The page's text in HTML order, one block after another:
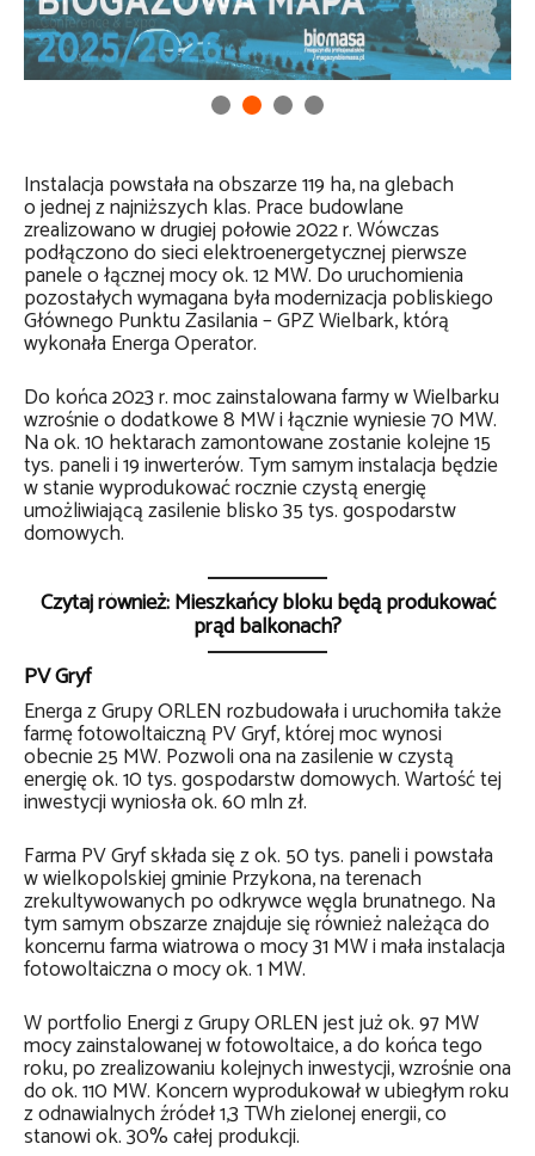
Instalacja powstała na obszarze 119 ha, na glebach
o jednej z najniższych klas. Prace budowlane
zrealizowano w drugiej połowie 2022 r. Wówczas
podłączono do sieci elektroenergetycznej pierwsze
panele o łącznej mocy ok. 12 MW. Do uruchomienia
pozostałych wymagana była modernizacja pobliskiego
Głównego Punktu Zasilania – GPZ Wielbark, którą
wykonała Energa Operator.
Do końca 2023 r. moc zainstalowana farmy w Wielbarku
wzrośnie o dodatkowe 8 MW i łącznie wyniesie 70 MW.
Na ok. 10 hektarach zamontowane zostanie kolejne 15
tys. paneli i 19 inwerterów. Tym samym instalacja będzie
w stanie wyprodukować rocznie czystą energię
umożliwiającą zasilenie blisko 35 tys. gospodarstw
domowych.
Czytaj również: Mieszkańcy bloku będą produkować
prąd balkonach?
PV Gryf
Energa z Grupy ORLEN rozbudowała i uruchomiła także
farmę fotowoltaiczną PV Gryf, której moc wynosi
obecnie 25 MW. Pozwoli ona na zasilenie w czystą
energię ok. 10 tys. gospodarstw domowych. Wartość tej
inwestycji wyniosła ok. 60 mln zł.
Farma PV Gryf składa się z ok. 50 tys. paneli i powstała
w wielkopolskiej gminie Przykona, na terenach
zrekultywowanych po odkrywce węgla brunatnego. Na
tym samym obszarze znajduje się również należąca do
koncernu farma wiatrowa o mocy 31 MW i mała instalacja
fotowoltaiczna o mocy ok. 1 MW.
W portfolio Energi z Grupy ORLEN jest już ok. 97 MW
mocy zainstalowanej w fotowoltaice, a do końca tego
roku, po zrealizowaniu kolejnych inwestycji, wzrośnie ona
do ok. 110 MW. Koncern wyprodukował w ubiegłym roku
z odnawialnych źródeł 1,3 TWh zielonej energii, co
stanowi ok. 30% całej produkcji.